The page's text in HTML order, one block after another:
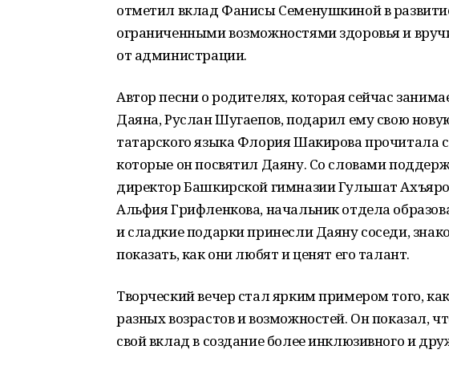
отметил вклад Фанисы Семенушкиной в
ограниченными возможностями здоровья и
от администрации.
Автор песни о родителях, которая сейчас
Даяна, Руслан Шугаепов, подарил ему свою
татарского языка Флория Шакирова прочитала
которые он посвятил Даяну. Со словами
директор Башкирской гимназии Гульшат
Альфия Грифленкова, начальник отдела
и сладкие подарки принесли Даяну соседи,
показать, как они любят и ценят его талант.
Творческий вечер стал ярким примером того,
разных возрастов и возможностей. Он показал,
свой вклад в создание более инклюзивного и